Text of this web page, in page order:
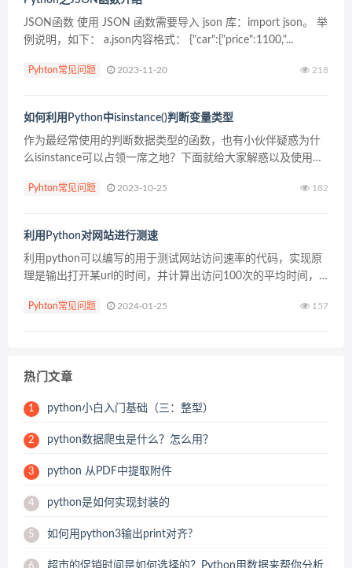
JSON函数 使用 JSON 函数需要导入 json 库：import json。 举
例说明，如下： a.json内容格式： {"car":{"price":1100,"...
Pyhton常见问题 2023-11-20 218
如何利用Python中isinstance()判断变量类型
作为最经常使用的判断数据类型的函数，也有小伙伴疑惑为什
么isinstance可以占领一席之地？下面就给大家解惑以及使用这
使用isinstance()函数...
Pyhton常见问题 2023-10-25 182
利用Python对网站进行测速
利用python可以编写的用于测试网站访问速率的代码，实现原
理是输出打开某url的时间，并计算出访问100次的平均时间，
整代码： import urlli...
Pyhton常见问题 2024-01-25 157
热门文章
1 python小白入门基础（三：整型）
2 python数据爬虫是什么？怎么用？
3 python 从PDF中提取附件
4 python是如何实现封装的
5 如何用python3输出print对齐?
6 超市的促销时间是如何选择的？Python用数据来帮你分析